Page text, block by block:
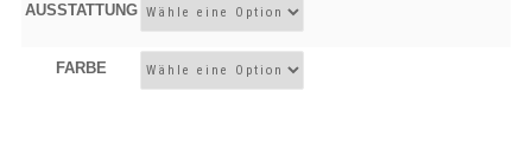
AUSSTATTUNG
FARBE